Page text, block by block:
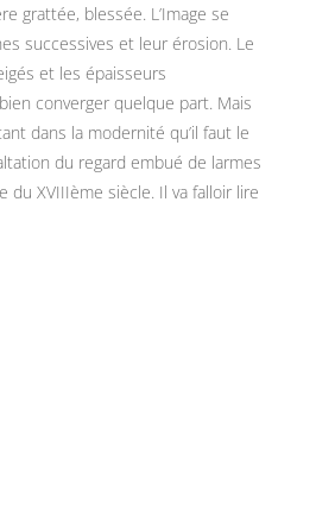
grattée, blessée. L’Image se
successives et leur érosion. Le
et les épaisseurs
converger quelque part. Mais
dans la modernité qu’il faut le
du regard embué de larmes
du XVIIIème siècle. Il va falloir lire